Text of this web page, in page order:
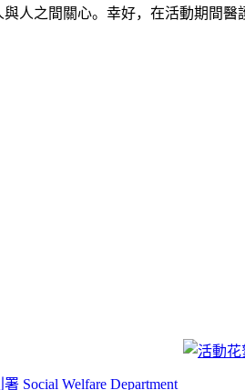
人之間關心。幸好，在活動期間醫